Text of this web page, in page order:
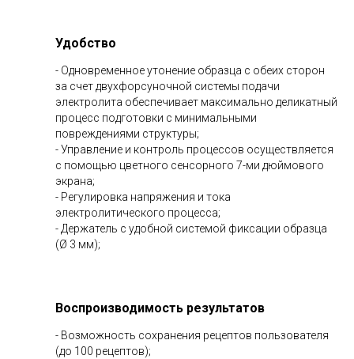
Удобство
- Одновременное утонение образца с обеих сторон
за счет двухфорсуночной системы подачи
электролита обеспечивает максимально деликатный
процесс подготовки с минимальными
повреждениями структуры;
- Управление и контроль процессов осуществляется
с помощью цветного сенсорного 7-ми дюймового
экрана;
- Регулировка напряжения и тока
электролитического процесса;
- Держатель с удобной системой фиксации образца
(Ø 3 мм);
Воспроизводимость результатов
- Возможность сохранения рецептов пользователя
(до 100 рецептов);